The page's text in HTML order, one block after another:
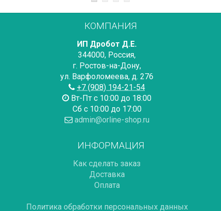
КОМПАНИЯ
ИП Дробот Д.Е.
344000, Россия,
г. Ростов-на-Дону,
ул. Варфоломеева, д. 276
+7 (908) 194-21-54
Вт-Пт с 10:00 до 18:00
Сб с 10:00 до 17:00
admin@orline-shop.ru
ИНФОРМАЦИЯ
Как сделать заказ
Доставка
Оплата
Политика обработки персональных данных